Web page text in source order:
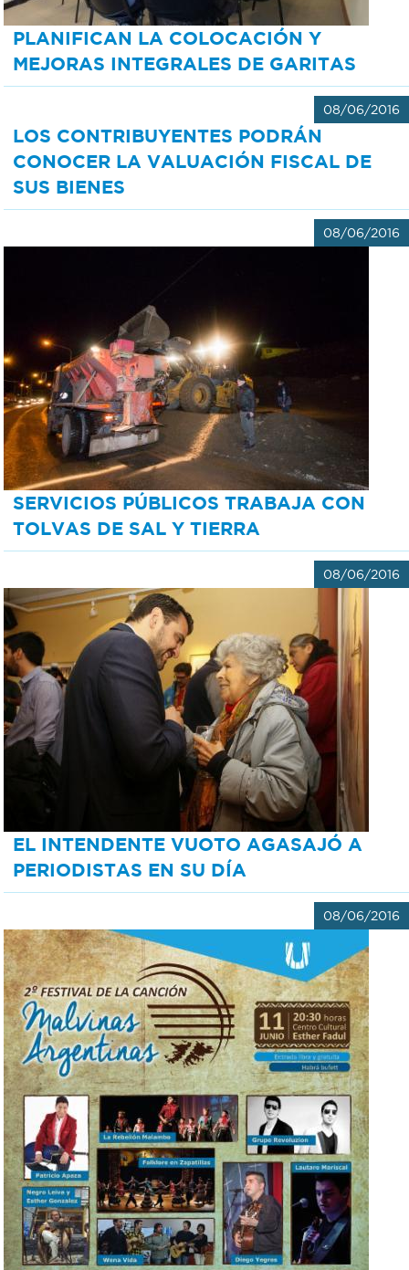
PLANIFICAN LA COLOCACIÓN Y
MEJORAS INTEGRALES DE GARITAS
08/06/2016
LOS CONTRIBUYENTES PODRÁN
CONOCER LA VALUACIÓN FISCAL DE
SUS BIENES
08/06/2016
SERVICIOS PÚBLICOS TRABAJA CON
TOLVAS DE SAL Y TIERRA
08/06/2016
EL INTENDENTE VUOTO AGASAJÓ A
PERIODISTAS EN SU DÍA
08/06/2016